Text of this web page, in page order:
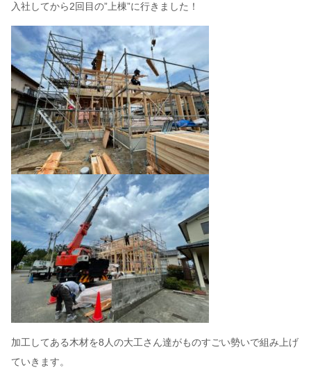
入社してから2回目の”上棟”に行きました！
加工してある木材を8人の大工さん達がものすごい勢いで組み上げ
ていきます。